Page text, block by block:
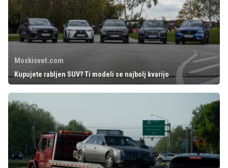
Moskisvet.com
Kupujete rabljen SUV? Ti modeli se najbolj kvarijo